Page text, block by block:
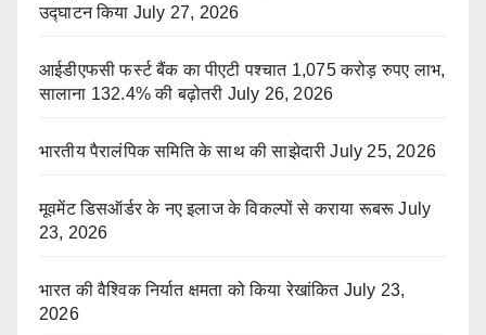
उद्घाटन किया July 27, 2026
आईडीएफसी फर्स्ट बैंक का पीएटी पश्चात 1,075 करोड़ रुपए लाभ,
सालाना 132.4% की बढ़ोतरी July 26, 2026
भारतीय पैरालंपिक समिति के साथ की साझेदारी July 25, 2026
मूवमेंट डिसऑर्डर के नए इलाज के विकल्पों से कराया रूबरू July
23, 2026
भारत की वैश्विक निर्यात क्षमता को किया रेखांकित July 23,
2026